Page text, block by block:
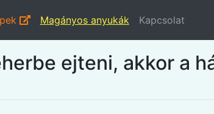
Magányos anyukák Kapcsolat
ejteni, akkor a